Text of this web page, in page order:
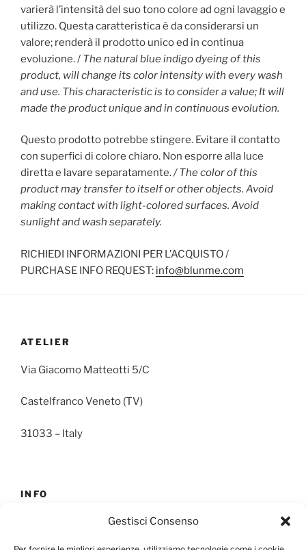
Gestisci Consenso
varierà l’intensità del suo tono colore ad ogni lavaggio e
utilizzo. Questa caratteristica è da considerarsi un
valore; renderà il prodotto unico ed in continua
evoluzione. / The natural blue indigo dyeing of this
product, will change its color intensity with every wash
and use. This characteristic is to consider a value; It will
made the product unique and in continuous evolution.
Questo prodotto potrebbe stingere. Evitare il contatto
con superfici di colore chiaro. Non esporre alla luce
diretta e lavare separatamente./ The color of this
product may transfer to itself or other objects. Avoid
making contact with light-colored surfaces. Avoid
sunlight and wash separately.
RICHIEDI INFORMAZIONI PER L’ACQUISTO /
PURCHASE INFO REQUEST: info@blunme.com
ATELIER
Via Giacomo Matteotti 5/C
Castelfranco Veneto (TV)
31033 – Italy
INFO
info@blunme.com